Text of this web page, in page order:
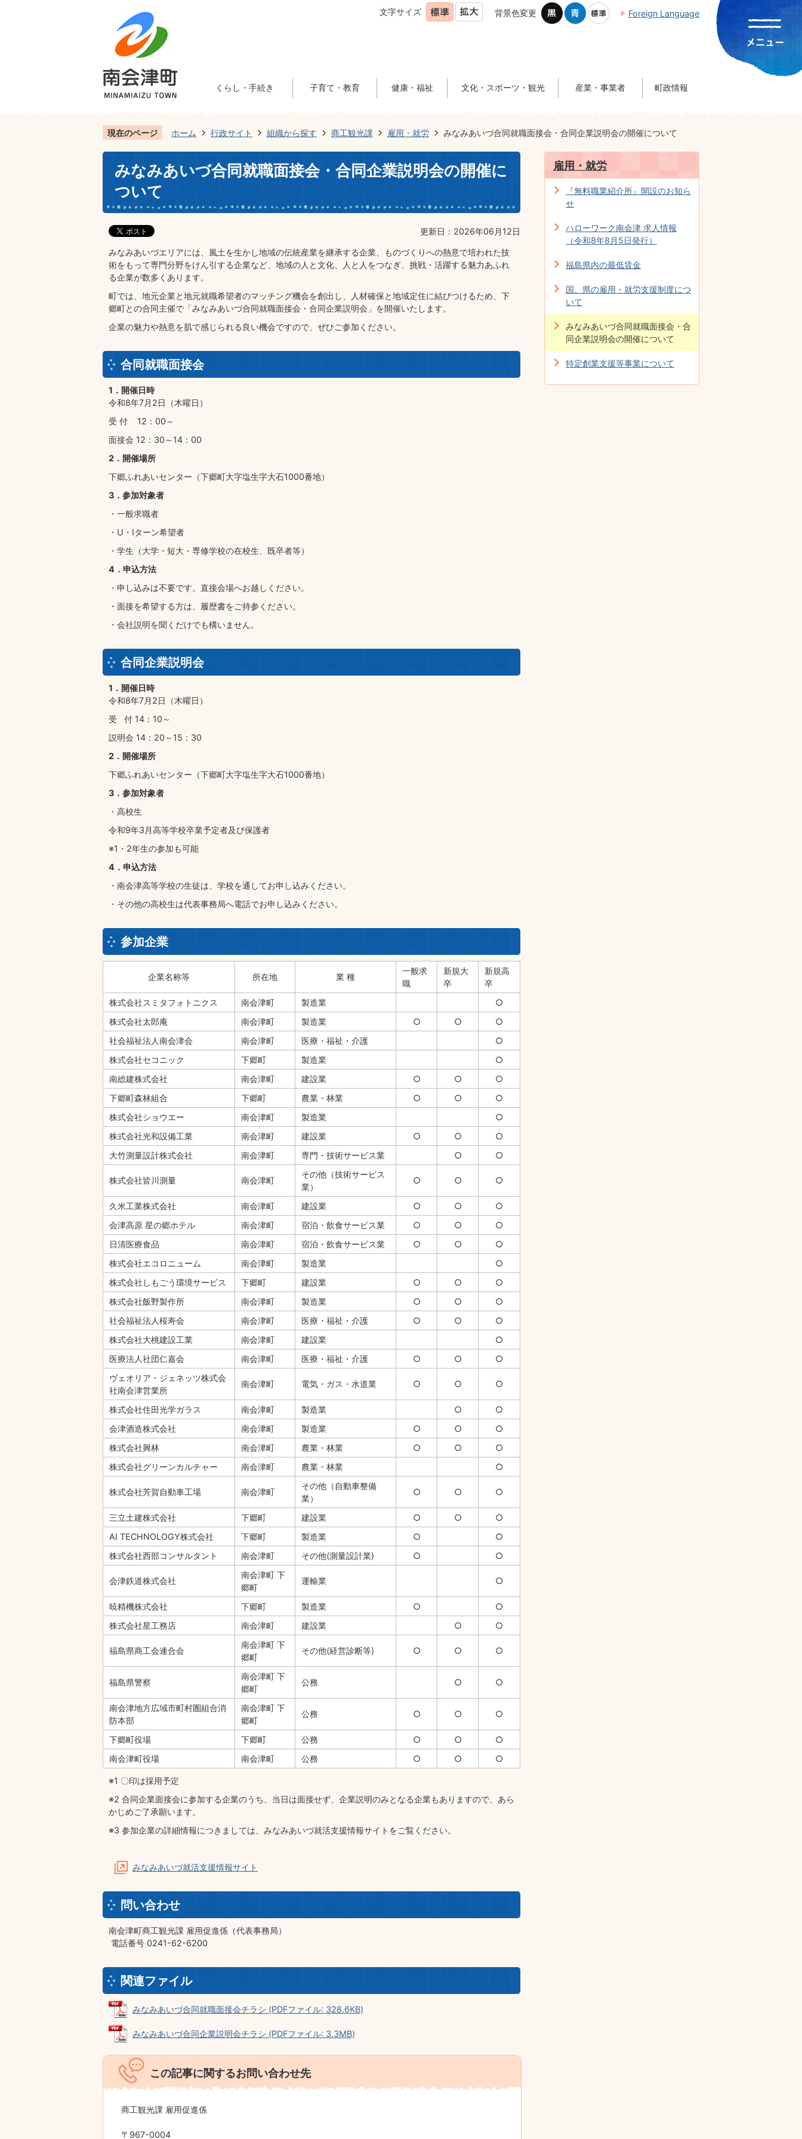
文字サイズ 背景色変更 Foreign Language
くらし・手続き 子育て・教育 健康・福祉 文化・スポーツ・観光 産業・事業者 町政情報
現在のページ ホーム 行政サイト 組織から探す 商工観光課 雇用・就労 みなみあいづ合同就職面接会・合同企業説明会の開催について
みなみあいづ合同就職面接会・合同企業説明会の開催に
ついて
更新日：2026年06月12日
みなみあいづエリアには、風土を生かし地域の伝統産業を継承する企業、ものづくりへの熱意で培われた技
術をもって専門分野をけん引する企業など、地域の人と文化、人と人をつなぎ、挑戦・活躍する魅力あふれ
る企業が数多くあります。
町では、地元企業と地元就職希望者のマッチング機会を創出し、人材確保と地域定住に結びつけるため、下
郷町との合同主催で「みなみあいづ合同就職面接会・合同企業説明会」を開催いたします。
企業の魅力や熱意を肌で感じられる良い機会ですので、ぜひご参加ください。
合同就職面接会
1．開催日時
令和8年7月2日（木曜日）
受 付 12：00～
面接会 12：30～14：00
2．開催場所
下郷ふれあいセンター（下郷町大字塩生字大石1000番地）
3．参加対象者
・一般求職者
・U・Iターン希望者
・学生（大学・短大・専修学校の在校生、既卒者等）
4．申込方法
・申し込みは不要です。直接会場へお越しください。
・面接を希望する方は、履歴書をご持参ください。
・会社説明を聞くだけでも構いません。
合同企業説明会
1．開催日時
令和8年7月2日（木曜日）
受 付 14：10～
説明会 14：20～15：30
2．開催場所
下郷ふれあいセンター（下郷町大字塩生字大石1000番地）
3．参加対象者
・高校生
令和9年3月高等学校卒業予定者及び保護者
※1・2年生の参加も可能
4．申込方法
・南会津高等学校の生徒は、学校を通してお申し込みください。
・その他の高校生は代表事務局へ電話でお申し込みください。
参加企業
企業名称等 所在地 業 種
一般求
職
新規大
卒
新規高
卒
株式会社スミタフォトニクス
南会津町 製造業
○
株式会社太郎庵
南会津町 製造業 ○ ○
○
社会福祉法人南会津会
南会津町 医療・福祉・介護
○
株式会社セコニック
下郷町 製造業
○
南総建株式会社
南会津町 建設業 ○ ○
○
下郷町森林組合
下郷町 農業・林業 ○ ○
○
株式会社ショウエー
南会津町 製造業
○
株式会社光和設備工業
南会津町 建設業 ○ ○
○
大竹測量設計株式会社
南会津町 専門・技術サービス業 ○ ○
株式会社皆川測量 南会津町
その他（技術サービス
業）
○ ○ ○
久米工業株式会社 南会津町 建設業 ○ ○
○
会津高原 星の郷ホテル
南会津町 宿泊・飲食サービス業 ○ ○
○
日清医療食品
南会津町 宿泊・飲食サービス業 ○ ○
○
株式会社エコロニューム
南会津町 製造業
○
株式会社しもごう環境サービス
下郷町 建設業 ○ ○
○
株式会社飯野製作所
南会津町 製造業 ○ ○
○
社会福祉法人桜寿会
南会津町 医療・福祉・介護 ○ ○
○
株式会社大桃建設工業
南会津町 建設業
○
医療法人社団仁嘉会
南会津町 医療・福祉・介護 ○ ○
○
ヴェオリア・ジェネッツ株式会
社南会津営業所
南会津町 電気・ガス・水道業 ○ ○ ○
株式会社住田光学ガラス 南会津町 製造業 ○
○
会津酒造株式会社
南会津町 製造業 ○ ○
○
株式会社興林
南会津町 農業・林業 ○ ○
○
株式会社グリーンカルチャー
南会津町 農業・林業 ○
株式会社芳賀自動車工場 南会津町
その他（自動車整備
業）
○ ○ ○
三立土建株式会社 下郷町 建設業 ○ ○
○
AI TECHNOLOGY株式会社
下郷町 製造業 ○
○
株式会社西部コンサルタント
南会津町 その他(測量設計業) ○ ○
会津鉄道株式会社
南会津町 下
郷町
運輸業 ○
暁精機株式会社 下郷町 製造業 ○
○
株式会社星工務店
南会津町 建設業 ○ ○
福島県商工会連合会
南会津町 下
郷町
その他(経営診断等) ○ ○ ○
福島県警察
南会津町 下
郷町
公務 ○ ○
南会津地方広域市町村圏組合消
防本部
南会津町 下
郷町
公務 ○ ○ ○
下郷町役場 下郷町 公務 ○ ○
○
南会津町役場
南会津町 公務 ○ ○ ○
※1 〇印は採用予定
※2 合同企業面接会に参加する企業のうち、当日は面接せず、企業説明のみとなる企業もありますので、あら
かじめご了承願います。
※3 参加企業の詳細情報につきましては、みなみあいづ就活支援情報サイトをご覧ください。
みなみあいづ就活支援情報サイト
問い合わせ
南会津町商工観光課 雇用促進係（代表事務局）
電話番号 0241-62-6200
関連ファイル
みなみあいづ合同就職面接会チラシ (PDFファイル: 328.6KB)
みなみあいづ合同企業説明会チラシ (PDFファイル: 3.3MB)
この記事に関するお問い合わせ先
商工観光課 雇用促進係
〒967-0004
雇用・就労
『無料職業紹介所』開設のお知ら
せ
ハローワーク南会津 求人情報
（令和8年8月5日発行）
福島県内の最低賃金
国、県の雇用・就労支援制度につ
いて
みなみあいづ合同就職面接会・合
同企業説明会の開催について
特定創業支援等事業について